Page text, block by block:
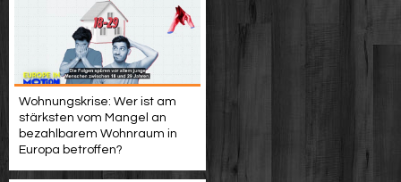
Wohnungskrise: Wer ist am
stärksten vom Mangel an
bezahlbarem Wohnraum in
Europa betroffen?